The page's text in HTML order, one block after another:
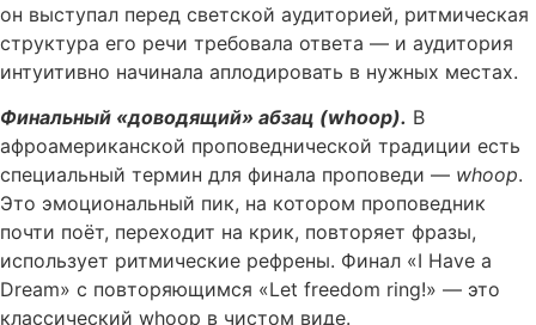
он выступал перед светской аудиторией, ритмическая
структура его речи требовала ответа — и аудитория
интуитивно начинала аплодировать в нужных местах.
Финальный «доводящий» абзац (whoop). В
афроамериканской проповеднической традиции есть
специальный термин для финала проповеди — whoop.
Это эмоциональный пик, на котором проповедник
почти поёт, переходит на крик, повторяет фразы,
использует ритмические рефрены. Финал «I Have a
Dream» с повторяющимся «Let freedom ring!» — это
классический whoop в чистом виде.